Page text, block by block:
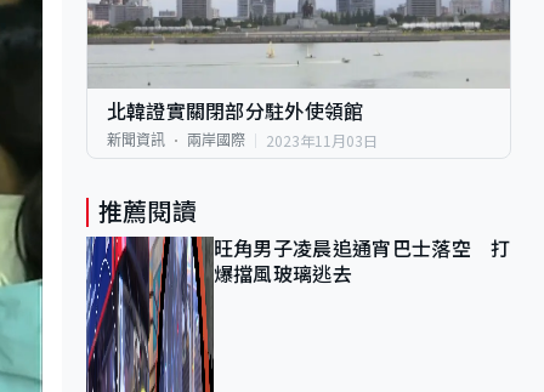
北韓證實關閉部分駐外使領館
新聞資訊 兩岸國際 2023年11月03日
推薦閱讀
旺角男子凌晨追通宵巴士落空 打
爆擋風玻璃逃去